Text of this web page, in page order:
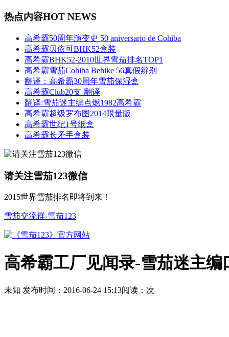
热点内容HOT NEWS
高希霸50周年演变史 50 aniversario de Cohiba
高希霸贝依可BHK52盒装
高希霸BHK52-2010世界雪茄排名TOP1
高希霸雪茄Cohiba Behike 56真假辨别
翻译：高希霸30周年雪茄保湿盒
高希霸Club20支-翻译
翻译:雪茄迷主编点燃1982高希霸
高希霸超级罗布图2014限量版
高希霸世纪1号纸盒
高希霸长矛手盒装
请关注雪茄123微信
2015世界雪茄排名即将到来！
雪茄交流群-雪茄123
高希霸工厂见闻录-雪茄迷主编
未知 发布时间： 2016-06-24 15:13阅读： 次